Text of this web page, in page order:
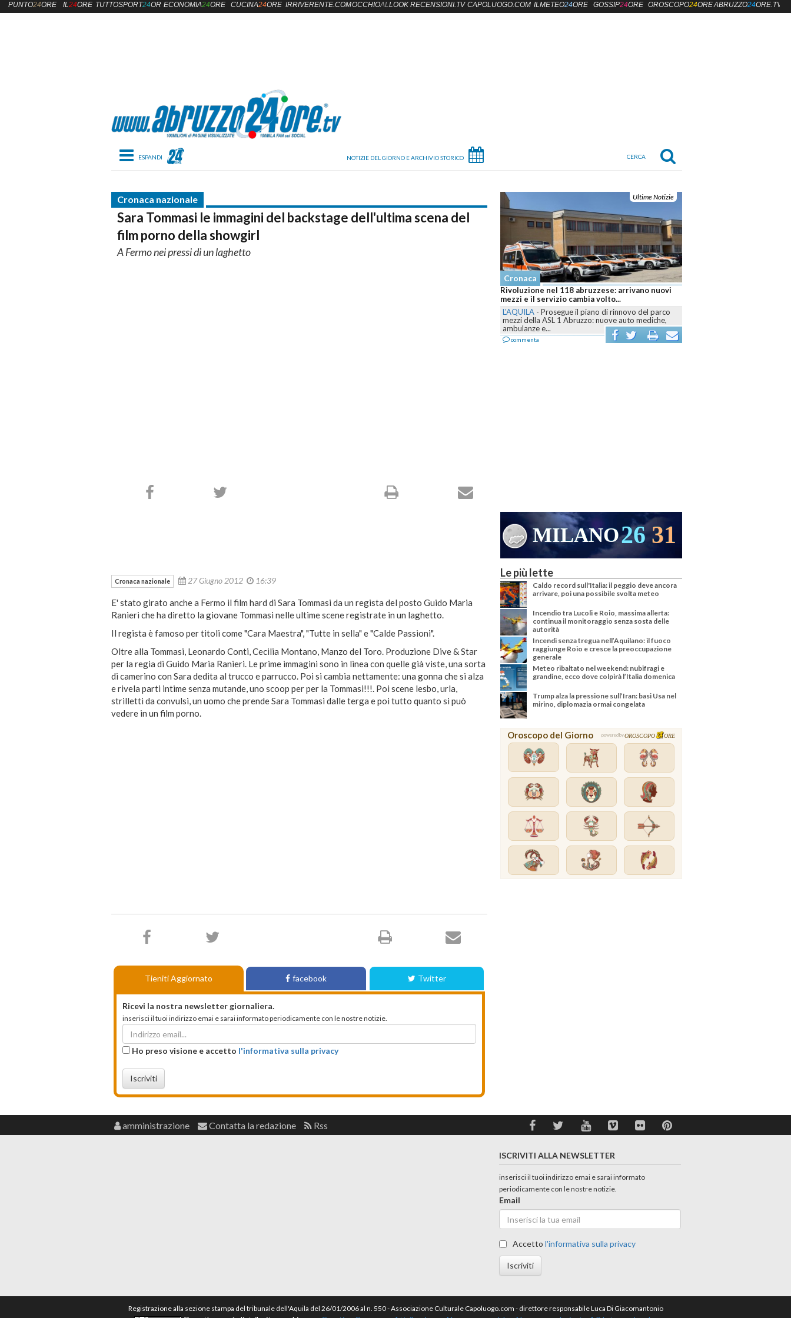
Toggle navigation
Cronaca nazionale
Sara Tommasi le immagini del backstage dell'ultima scena del
film porno della showgirl
A Fermo nei pressi di un laghetto
Ultime Notizie
Cronaca
Rivoluzione nel 118 abruzzese: arrivano nuovi
mezzi e il servizio cambia volto...
L'AQUILA - Prosegue il piano di rinnovo del parco
mezzi della ASL 1 Abruzzo: nuove auto mediche,
ambulanze e...
commenta
MILANO26 31
Cronaca nazionale 27 Giugno 2012 16:39
E' stato girato anche a Fermo il film hard di Sara Tommasi da un regista del posto Guido Maria
Ranieri che ha diretto la giovane Tommasi nelle ultime scene registrate in un laghetto.
Il regista è famoso per titoli come "Cara Maestra", "Tutte in sella" e "Calde Passioni".
Oltre alla Tommasi, Leonardo Conti, Cecilia Montano, Manzo del Toro. Produzione Dive & Star
per la regia di Guido Maria Ranieri. Le prime immagini sono in linea con quelle già viste, una sorta
di camerino con Sara dedita al trucco e parrucco. Poi si cambia nettamente: una gonna che si alza
e rivela parti intime senza mutande, uno scoop per per la Tommasi!!!. Poi scene lesbo, urla,
strilletti da convulsi, un uomo che prende Sara Tommasi dalle terga e poi tutto quanto si può
vedere in un film porno.
Tieniti Aggiornato facebook Twitter
Ricevi la nostra newsletter giornaliera.
inserisci il tuoi indirizzo emai e sarai informato periodicamente con le nostre notizie.
Ho preso visione e accetto l'informativa sulla privacy
Iscriviti
Le più lette
Caldo record sull'Italia: il peggio deve ancora
arrivare, poi una possibile svolta meteo
Incendio tra Lucoli e Roio, massima allerta:
continua il monitoraggio senza sosta delle
autorità
Incendi senza tregua nell’Aquilano: il fuoco
raggiunge Roio e cresce la preoccupazione
generale
Meteo ribaltato nel weekend: nubifragi e
grandine, ecco dove colpirà l’Italia domenica
Trump alza la pressione sull’Iran: basi Usa nel
mirino, diplomazia ormai congelata
Oroscopo del Giorno powered byOROSCOPO ORE
PUNTO24ORE IL24ORE TUTTOSPORT24OREECONOMIA24ORE CUCINA24ORE IRRIVERENTE.COMOCCHIOALLOOK RECENSIONI.TV CAPOLUOGO.COM ILMETEO24ORE GOSSIP24ORE OROSCOPO24OREABRUZZO24ORE.TV
amministrazione Contatta la redazione Rss
ISCRIVITI ALLA NEWSLETTER
inserisci il tuoi indirizzo emai e sarai informato
periodicamente con le nostre notizie.
Email
Accettol'informativa sulla privacy
Iscriviti
Registrazione alla sezione stampa del tribunale dell'Aquila del 26/01/2006 al n. 550 - Associazione Culturale Capoluogo.com - direttore responsabile Luca Di Giacomantonio